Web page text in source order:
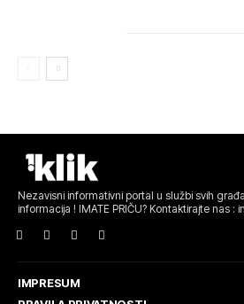
Nezavisni informativni portal u službi svih
informacija ! IMATE PRIČU? Kontaktirajte nas :
IMPRESUM